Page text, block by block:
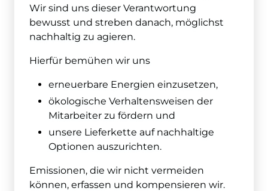
Wir sind uns dieser Verantwortung
bewusst und streben danach, möglichst
nachhaltig zu agieren.
Hierfür bemühen wir uns
erneuerbare Energien einzusetzen,
ökologische Verhaltensweisen der
Mitarbeiter zu fördern und
unsere Lieferkette auf nachhaltige
Optionen auszurichten.
Emissionen, die wir nicht vermeiden
können, erfassen und kompensieren wir.